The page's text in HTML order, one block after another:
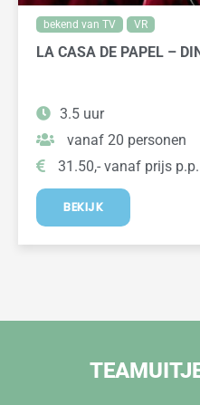
bekend van TV VR
LA CASA DE PAPEL –
3.5 uur
vanaf 20 personen
31.50,- vanaf prijs
BEKIJK